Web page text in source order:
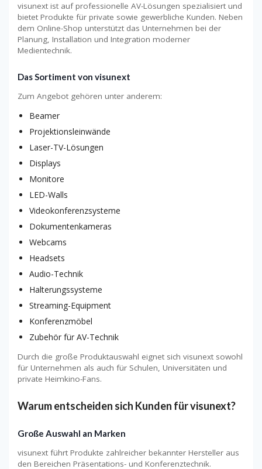
visunext ist auf professionelle AV-Lösungen spezialisiert und
bietet Produkte für private sowie gewerbliche Kunden. Neben
dem Online-Shop unterstützt das Unternehmen bei der
Planung, Installation und Integration moderner
Medientechnik.
Das Sortiment von visunext
Zum Angebot gehören unter anderem:
Beamer
Projektionsleinwände
Laser-TV-Lösungen
Displays
Monitore
LED-Walls
Videokonferenzsysteme
Dokumentenkameras
Webcams
Headsets
Audio-Technik
Halterungssysteme
Streaming-Equipment
Konferenzmöbel
Zubehör für AV-Technik
Durch die große Produktauswahl eignet sich visunext sowohl
für Unternehmen als auch für Schulen, Universitäten und
private Heimkino-Fans.
Warum entscheiden sich Kunden für visunext?
Große Auswahl an Marken
visunext führt Produkte zahlreicher bekannter Hersteller aus
den Bereichen Präsentations- und Konferenztechnik.